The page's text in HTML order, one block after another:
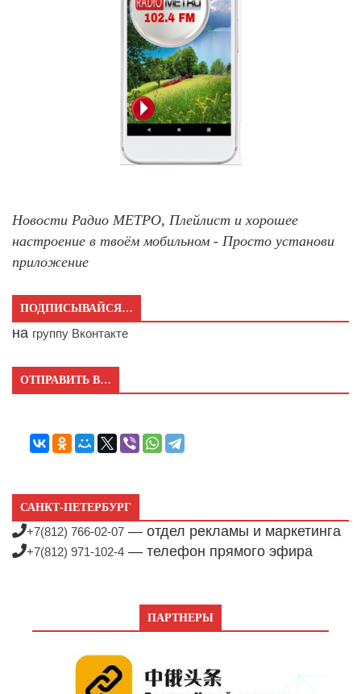
Новости Радио МЕТРО, Плейлист и хорошее
настроение в твоём мобильном - Просто установи
приложение
ПОДПИСЫВАЙСЯ…
на группу Вконтакте
ОТПРАВИТЬ В…
САНКТ-ПЕТЕРБУРГ
+7(812) 766-02-07 — отдел рекламы и маркетинга
+7(812) 971-102-4 — телефон прямого эфира
ПАРТНЕРЫ